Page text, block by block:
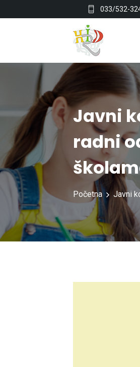
033/532-
Javni
radni
Početna Javni